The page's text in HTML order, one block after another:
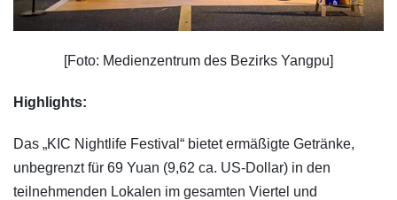
[Foto: Medienzentrum des Bezirks Yangpu]
Highlights:
Das „KIC Nightlife Festival“ bietet ermäßigte Getränke,
unbegrenzt für 69 Yuan (9,62 ca. US-Dollar) in den
teilnehmenden Lokalen im gesamten Viertel und